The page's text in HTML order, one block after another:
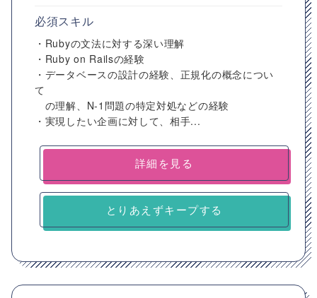
必須スキル
・Rubyの文法に対する深い理解
・Ruby on Railsの経験
・データベースの設計の経験、正規化の概念につい
て
の理解、N-1問題の特定対処などの経験
・実現したい企画に対して、相手...
詳細を見る
とりあえずキープする